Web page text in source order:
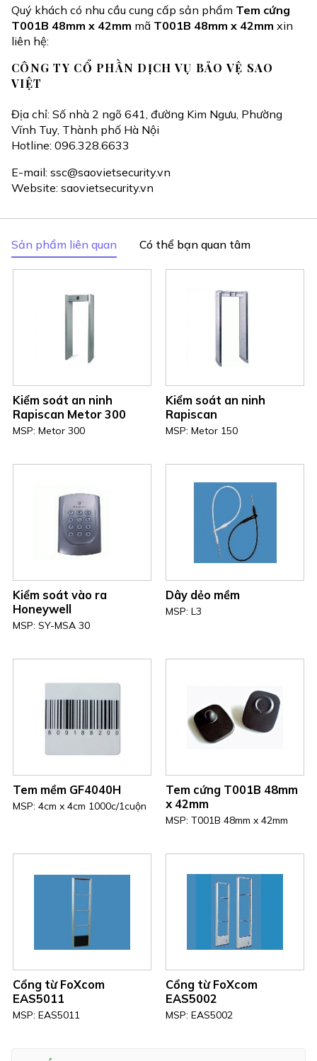
Quý khách có nhu cầu cung cấp sản phẩm Tem cứng
T001B 48mm x 42mm mã T001B 48mm x 42mm xin
liên hệ:
CÔNG TY CỔ PHẦN DỊCH VỤ BẢO VỆ SAO
VIỆT
Địa chỉ: Số nhà 2 ngõ 641, đường Kim Ngưu, Phường
Vĩnh Tuy, Thành phố Hà Nội
Hotline: 096.328.6633
E-mail: ssc@saovietsecurity.vn
Website: saovietsecurity.vn
Sản phẩm liên quan Có thể bạn quan tâm
Kiểm soát an ninh
Rapiscan Metor 300
MSP: Metor 300
Kiểm soát an ninh
Rapiscan
MSP: Metor 150
Kiểm soát vào ra
Honeywell
MSP: SY-MSA 30
Dây dẻo mềm
MSP: L3
Tem mềm GF4040H
MSP: 4cm x 4cm 1000c/1cuộn
Tem cứng T001B 48mm
x 42mm
MSP: T001B 48mm x 42mm
Cổng từ FoXcom
EAS5011
MSP: EAS5011
Cổng từ FoXcom
EAS5002
MSP: EAS5002